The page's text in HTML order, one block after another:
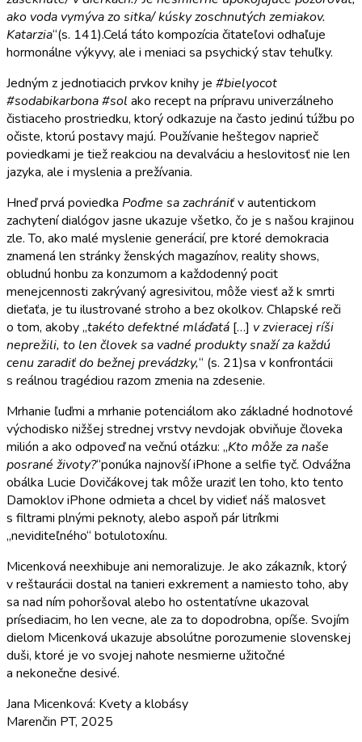
ako voda vymýva zo sitka/ kúsky zoschnutých zemiakov.
Katarzia“(s. 141).Celá táto kompozícia čitateľovi odhaľuje
hormonálne výkyvy, ale i meniaci sa psychický stav tehuľky.
Jedným z jednotiacich prvkov knihy je #bielyocot
#sodabikarbona #sol ako recept na prípravu univerzálneho
čistiaceho prostriedku, ktorý odkazuje na často jedinú túžbu po
očiste, ktorú postavy majú. Používanie heštegov naprieč
poviedkami je tiež reakciou na devalváciu a heslovitosť nie len
jazyka, ale i myslenia a prežívania.
Hneď prvá poviedka Poďme sa zachrániťv autentickom
zachytení dialógov jasne ukazuje všetko, čo je s našou krajinou
zle. To, ako malé myslenie generácií, pre ktoré demokracia
znamená len stránky ženských magazínov, reality shows,
obludnú honbu za konzumom a každodenný pocit
menejcennosti zakrývaný agresivitou, môže viesť až k smrti
dieťaťa, je tu ilustrované stroho a bez okolkov. Chlapské reči
o tom, akoby „takéto defektné mláďatá […] v zvieracej ríši
neprežili, to len človek sa vadné produkty snaží za každú
cenu zaradiť do bežnej prevádzky,“ (s. 21)sa v konfrontácii
s reálnou tragédiou razom zmenia na zdesenie.
Mrhanie ľuďmi a mrhanie potenciálom ako základné hodnotové
východisko nižšej strednej vrstvy nevdojak obviňuje človeka
milión a ako odpoveď na večnú otázku: „Kto môže za naše
posrané životy?“ponúka najnovší iPhone a selfie tyč. Odvážna
obálka Lucie Dovičákovej tak môže uraziť len toho, kto tento
Damoklov iPhone odmieta a chcel by vidieť náš malosvet
s filtrami plnými peknoty, alebo aspoň pár litríkmi
„neviditeľného“ botulotoxínu.
Micenková neexhibuje ani nemoralizuje. Je ako zákazník, ktorý
v reštaurácii dostal na tanieri exkrement a namiesto toho, aby
sa nad ním pohoršoval alebo ho ostentatívne ukazoval
prísediacim, ho len vecne, ale za to dopodrobna, opíše. Svojím
dielom Micenková ukazuje absolútne porozumenie slovenskej
duši, ktoré je vo svojej nahote nesmierne užitočné
a nekonečne desivé.
Jana Micenková: Kvety a klobásy
Marenčin PT, 2025